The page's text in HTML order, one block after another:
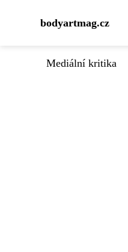
bodyartmag.cz
Mediální kritika